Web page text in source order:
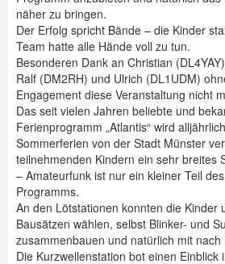
näher zu bringen.
Der Erfolg spricht Bände – die Kinder
Team hatte alle Hände voll zu tun.
Besonderen Dank an Christian
Ralf (DM2RH) und Ulrich (DL1UDM)
Engagement diese Veranstaltung nicht
Das seit vielen Jahren beliebte und
Ferienprogramm „Atlantis“ wird
Sommerferien von der Stadt Münster
teilnehmenden Kindern ein sehr breites
– Amateurfunk ist nur ein kleiner Teil
Programms.
An den Lötstationen konnten die Kinder
Bausätzen wählen, selbst Blinker- und
zusammenbauen und natürlich mit nach
Die Kurzwellenstation bot einen Einblick